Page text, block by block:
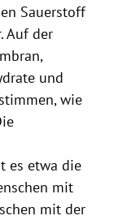
Sauerstoff
Auf der
und
wie
es etwa die
mit
mit der